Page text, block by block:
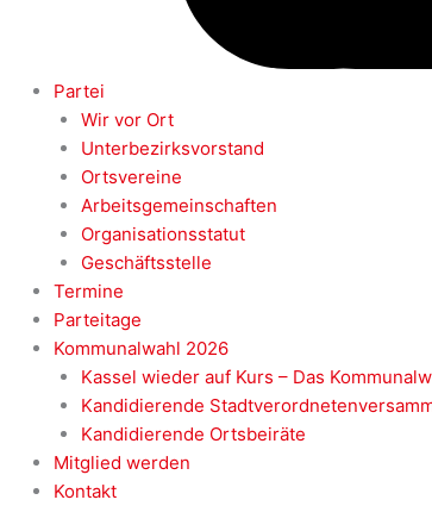
Partei
Wir vor Ort
Unterbezirksvorstand
Ortsvereine
Arbeitsgemeinschaften
Organisationsstatut
Geschäftsstelle
Termine
Parteitage
Kommunalwahl 2026
Kassel wieder auf Kurs – Das
Kandidierende
Kandidierende Ortsbeiräte
Mitglied werden
Kontakt